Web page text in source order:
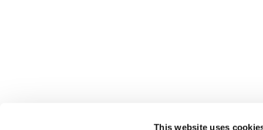
This website uses